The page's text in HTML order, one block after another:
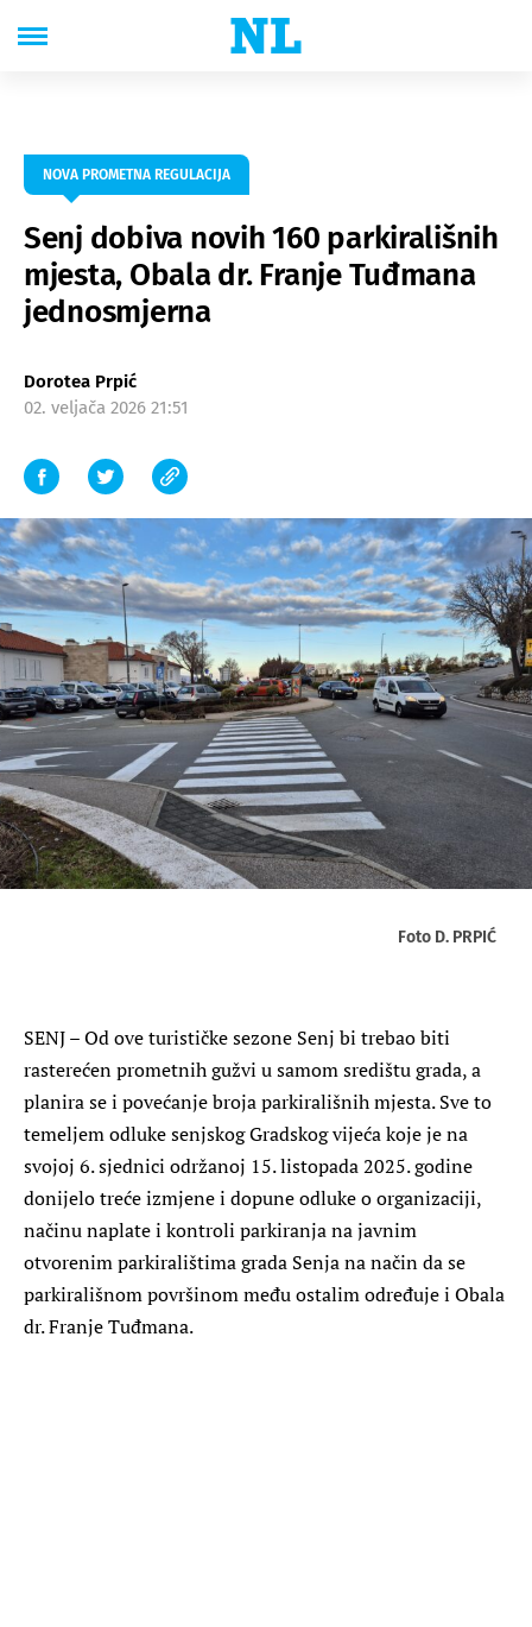
NOVA PROMETNA REGULACIJA
Senj dobiva novih 160 parkirališnih
mjesta, Obala dr. Franje Tuđmana
jednosmjerna
Dorotea Prpić
02. veljača 2026 21:51
Foto D. PRPIĆ
SENJ – Od ove turističke sezone Senj bi trebao biti
rasterećen prometnih gužvi u samom središtu grada, a
planira se i povećanje broja parkirališnih mjesta. Sve to
temeljem odluke senjskog Gradskog vijeća koje je na
svojoj 6. sjednici održanoj 15. listopada 2025. godine
donijelo treće izmjene i dopune odluke o organizaciji,
načinu naplate i kontroli parkiranja na javnim
otvorenim parkiralištima grada Senja na način da se
parkirališnom površinom među ostalim određuje i Obala
dr. Franje Tuđmana.